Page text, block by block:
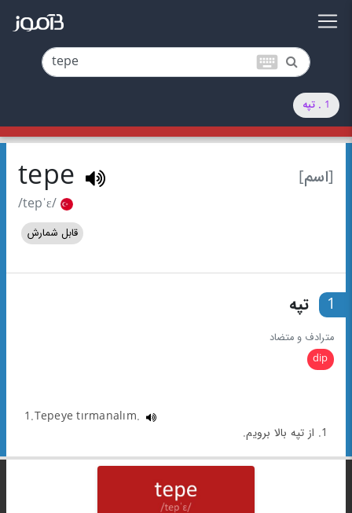
keyboard
1 . تپه
[اسم] tepe
/tepˈɛ/
قابل شمارش
1 تپه
مترادف و متضاد
dip
1.Tepeye tırmanalım.
1. از تپه بالا برویم.